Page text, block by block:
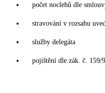
počet noclehů dle
stravování v rozsahu
služby delegáta
pojištění dle zák. č. 159/